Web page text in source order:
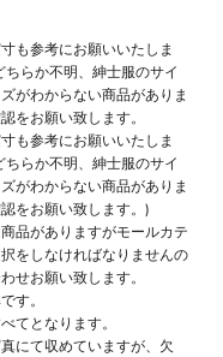
も参考にお願いいたしま
らか不明、紳士服のサイ
がわからない商品がありま
をお願い致します。
も参考にお願いいたしま
らか不明、紳士服のサイ
がわからない商品がありま
をお願い致します。)
品がありますがモールカテ
をしなければなりませんの
せお願い致します。
す。
てとなります。
にて収めていますが、欠